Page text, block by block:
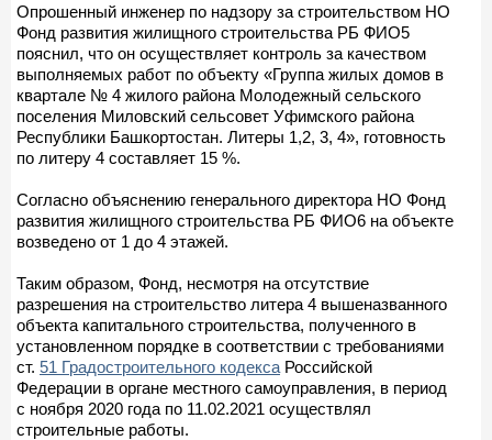
Опрошенный инженер по надзору за строительством НО
Фонд развития жилищного строительства РБ ФИО5
пояснил, что он осуществляет контроль за качеством
выполняемых работ по объекту «Группа жилых домов в
квартале № 4 жилого района Молодежный сельского
поселения Миловский сельсовет Уфимского района
Республики Башкортостан. Литеры 1,2, 3, 4», готовность
по литеру 4 составляет 15 %.
Согласно объяснению генерального директора НО Фонд
развития жилищного строительства РБ ФИО6 на объекте
возведено от 1 до 4 этажей.
Таким образом, Фонд, несмотря на отсутствие
разрешения на строительство литера 4 вышеназванного
объекта капитального строительства, полученного в
установленном порядке в соответствии с требованиями
ст. 51 Градостроительного кодекса Российской
Федерации в органе местного самоуправления, в период
с ноября 2020 года по 11.02.2021 осуществлял
строительные работы.